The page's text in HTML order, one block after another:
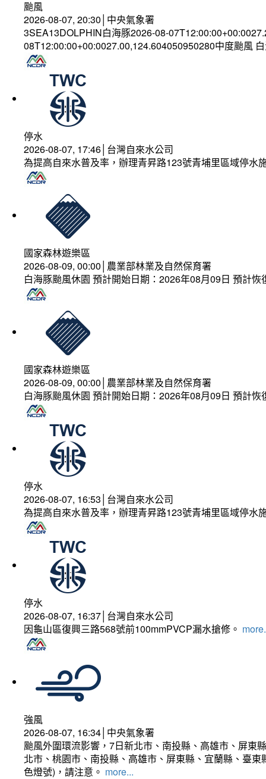
颱風
2026-08-07, 20:30│中央氣象署
3SEA13DOLPHIN白海豚2026-08-
08T12:00:00+00:0027.00,124.604050950280中度颱風
停水
2026-08-07, 17:46│台灣自來水公司
為提高自來水普及率，辦理青昇路123號青埔里區域停水
國家森林遊樂區
2026-08-09, 00:00│農業部林業及自然保育署
白海豚颱風休園 預計開始日期：2026年08月09日 預計
國家森林遊樂區
2026-08-09, 00:00│農業部林業及自然保育署
白海豚颱風休園 預計開始日期：2026年08月09日 預計
停水
2026-08-07, 16:53│台灣自來水公司
為提高自來水普及率，辦理青昇路123號青埔里區域停水
停水
2026-08-07, 16:37│台灣自來水公司
因龜山區復興三路568號前100mmPVCP漏水搶修。
強風
2026-08-07, 16:34│中央氣象署
颱風外圍環流影響，7日新北市、南投縣、高雄市、屏東
北市、桃園市、南投縣、高雄市、屏東縣、宜蘭縣、臺
色燈號)，請注意。 more...